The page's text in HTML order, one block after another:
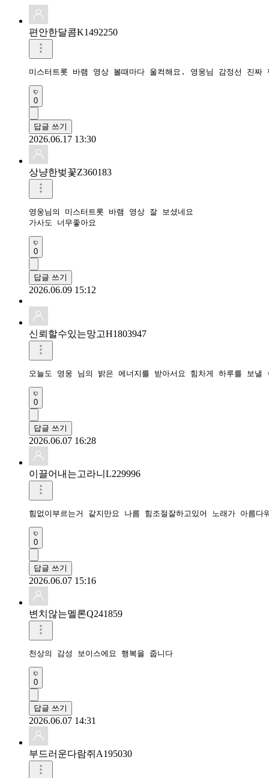
편안한달콤K1492250
미스터트롯 바램 영상 볼때마다 울컥해요. 영웅님 감정선 진짜
0
답글 쓰기
2026.06.17 13:30
상냥한벚꽃Z360183
영웅님의 미스터트롯 바램 영상 잘 보셨네요
가사도 너무좋아요
0
답글 쓰기
2026.06.09 15:12
신뢰할수있는망고H1803947
0
답글 쓰기
2026.06.07 16:28
이끌어내는고라니L229996
0
답글 쓰기
2026.06.07 15:16
변치않는멜론Q241859
0
답글 쓰기
2026.06.07 14:31
부드러운다람쥐A195030